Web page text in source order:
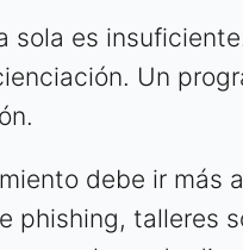
sola es
Un
debe ir más
phishing, talleres